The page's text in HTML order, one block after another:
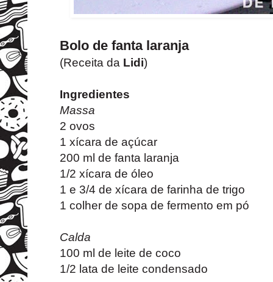
Bolo de fanta laranja
(Receita da Lidi)
Ingredientes
Massa
2 ovos
1 xícara de açúcar
200 ml de fanta laranja
1/2 xícara de óleo
1 e 3/4 de xícara de farinha de trigo
1 colher de sopa de fermento em pó
Calda
100 ml de leite de coco
1/2 lata de leite condensado